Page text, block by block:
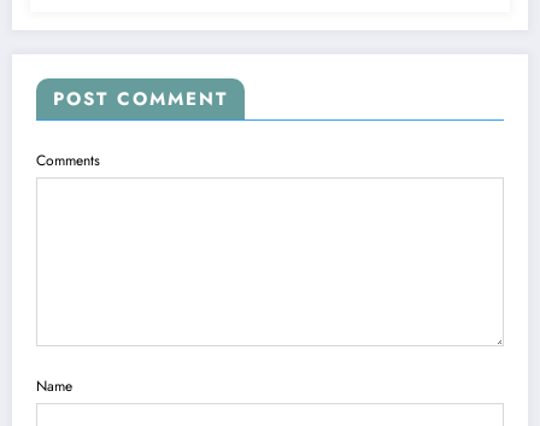
POST COMMENT
Comments
Name